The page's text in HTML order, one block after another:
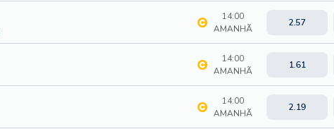
14:00
AMANHÃ
2.57
14:00
AMANHÃ
1.61
14:00
AMANHÃ
2.19